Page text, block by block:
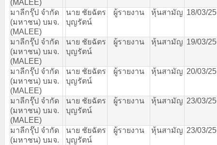
(MALEE)
มาลีกรุ๊ป จำกัด
(มหาชน) บมจ.
(MALEE)
นาย ชัยฉัตร
บุญรัตน์
ผู้รายงาน หุ้นสามัญ 18/03/
มาลีกรุ๊ป จำกัด
(มหาชน) บมจ.
(MALEE)
นาย ชัยฉัตร
บุญรัตน์
ผู้รายงาน หุ้นสามัญ 19/03/
มาลีกรุ๊ป จำกัด
(มหาชน) บมจ.
(MALEE)
นาย ชัยฉัตร
บุญรัตน์
ผู้รายงาน หุ้นสามัญ 20/03/
มาลีกรุ๊ป จำกัด
(มหาชน) บมจ.
(MALEE)
นาย ชัยฉัตร
บุญรัตน์
ผู้รายงาน หุ้นสามัญ 23/03/
มาลีกรุ๊ป จำกัด
(มหาชน) บมจ.
นาย ชัยฉัตร
บุญรัตน์
ผู้รายงาน หุ้นสามัญ 23/03/